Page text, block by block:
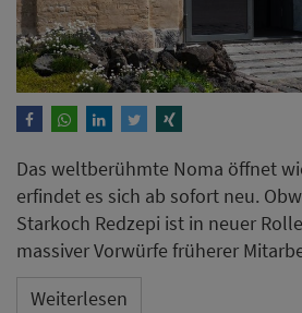
Das weltberühmte Noma öffnet
erfindet es sich ab sofort neu.
Starkoch Redzepi ist in neuer
massiver Vorwürfe früherer
Weiterlesen